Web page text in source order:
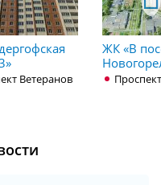
Ветеранов
ЖК «В